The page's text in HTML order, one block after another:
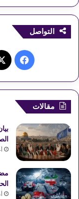
التواصل
ي
س
و
ك
مقالات